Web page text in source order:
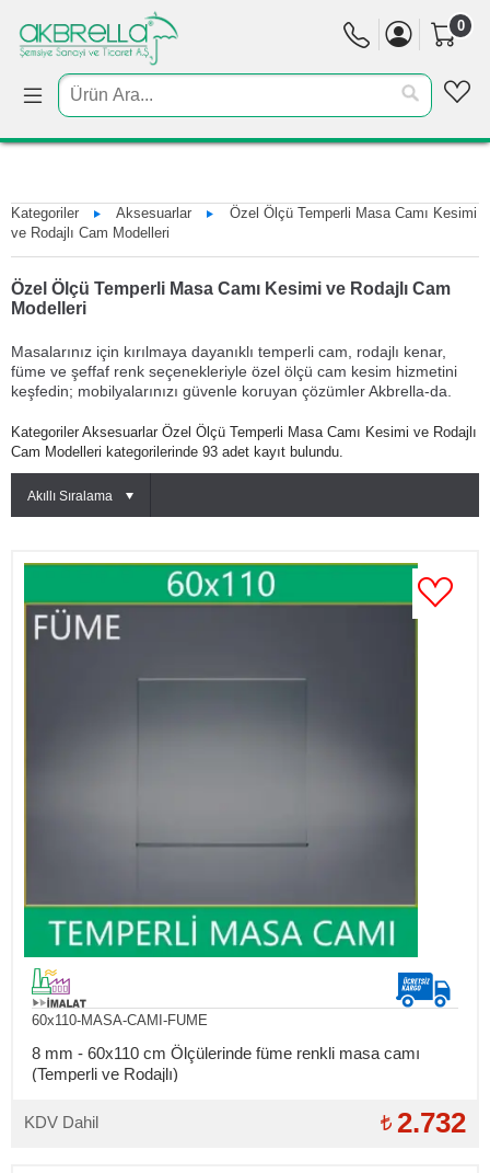
0
Kategoriler Aksesuarlar
Özel Ölçü Temperli Masa Camı Kesimi
ve Rodajlı Cam Modelleri
Özel Ölçü Temperli Masa Camı Kesimi ve Rodajlı Cam
Modelleri
Masalarınız için kırılmaya dayanıklı temperli cam, rodajlı kenar,
füme ve şeffaf renk seçenekleriyle özel ölçü cam kesim hizmetini
keşfedin; mobilyalarınızı güvenle koruyan çözümler Akbrella-da.
Kategoriler Aksesuarlar Özel Ölçü Temperli Masa Camı Kesimi ve Rodajlı
Cam Modelleri kategorilerinde 93 adet kayıt bulundu.
Akıllı Sıralama
60x110-MASA-CAMI-FUME
8 mm - 60x110 cm Ölçülerinde füme renkli masa camı
(Temperli ve Rodajlı)
KDV Dahil 2.732